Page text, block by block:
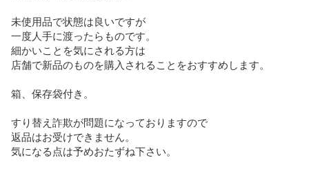
未使用品で状態は良いですが
一度人手に渡ったらものです。
細かいことを気にされる方は
店舗で新品のものを購入されることをおすすめします。
箱、保存袋付き。
すり替え詐欺が問題になっておりますので
返品はお受けできません。
気になる点は予めおたずね下さい。